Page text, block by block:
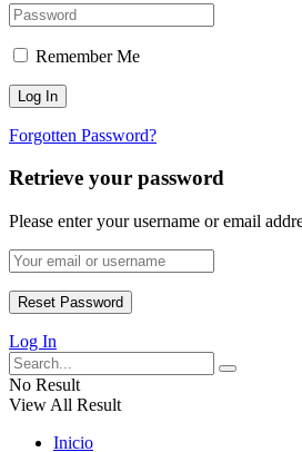
Remember Me
Forgotten Password?
Retrieve your password
Please enter your username or email
Log In
No Result
View All Result
Inicio